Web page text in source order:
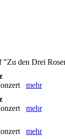
"Zu den Drei
mehr
mehr
mehr